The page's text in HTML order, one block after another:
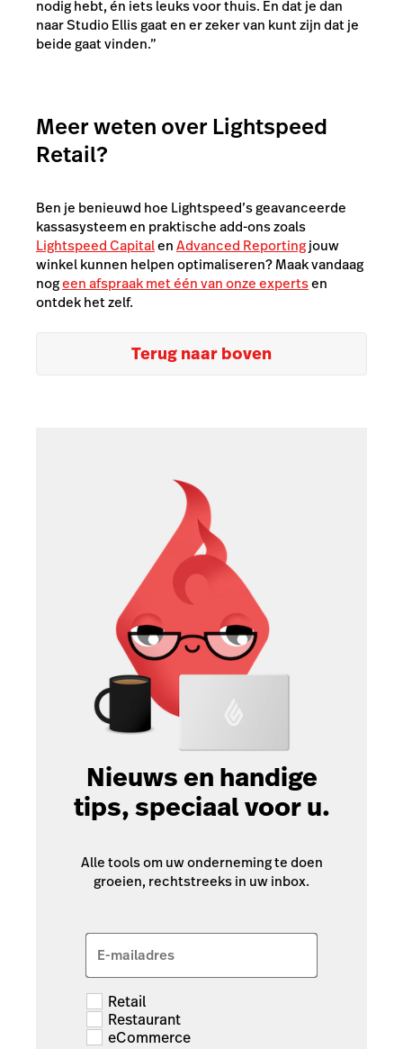
nodig hebt, én iets leuks voor thuis. En dat je dan
naar Studio Ellis gaat en er zeker van kunt zijn dat je
beide gaat vinden.”
Meer weten over Lightspeed
Retail?
Ben je benieuwd hoe Lightspeed’s geavanceerde
kassasysteem en praktische add-ons zoals
Lightspeed CapitalenAdvanced Reportingjouw
winkel kunnen helpen optimaliseren? Maak vandaag
nogeen afspraak met één van onze expertsen
ontdek het zelf.
Terug naar boven
Nieuws en handige
tips, speciaal voor u.
Alle tools om uw onderneming te doen
groeien, rechtstreeks in uw inbox.
E-mailadres
Retail
Restaurant
eCommerce